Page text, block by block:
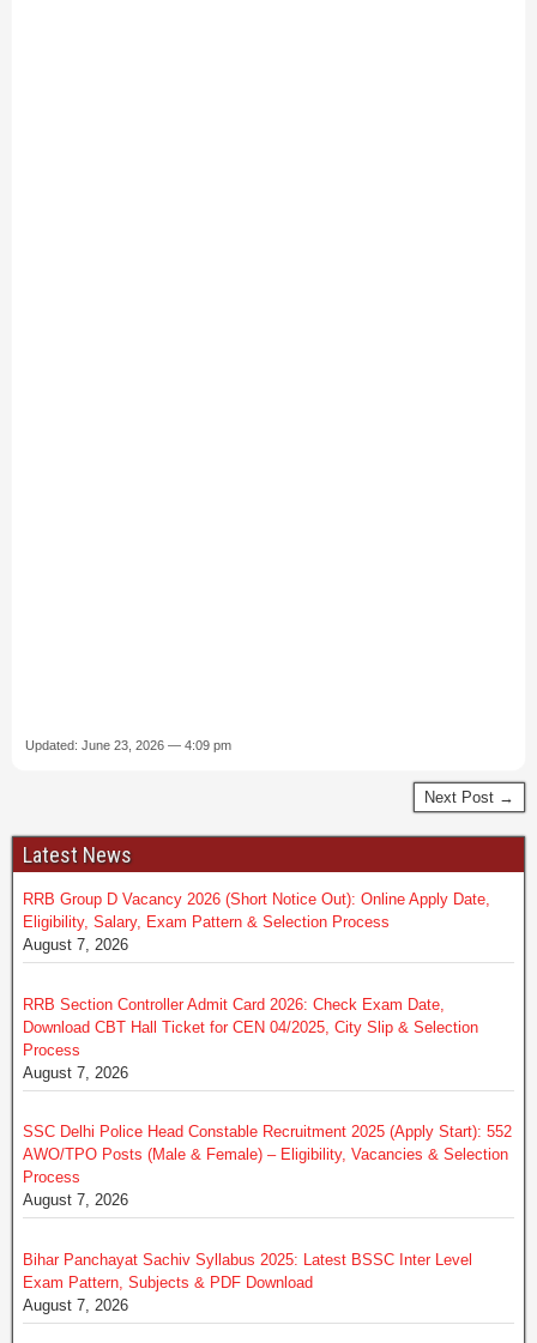
Updated: June 23, 2026 — 4:09 pm
Next Post →
Latest News
RRB Group D Vacancy 2026 (Short Notice Out): Online Apply Date,
Eligibility, Salary, Exam Pattern & Selection Process
August 7, 2026
RRB Section Controller Admit Card 2026: Check Exam Date,
Download CBT Hall Ticket for CEN 04/2025, City Slip & Selection
Process
August 7, 2026
SSC Delhi Police Head Constable Recruitment 2025 (Apply Start): 552
AWO/TPO Posts (Male & Female) – Eligibility, Vacancies & Selection
Process
August 7, 2026
Bihar Panchayat Sachiv Syllabus 2025: Latest BSSC Inter Level
Exam Pattern, Subjects & PDF Download
August 7, 2026